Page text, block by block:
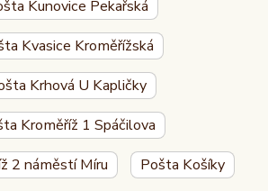
Kunovice Pekařská
Kvasice Kroměřížská
Krhová U Kapličky
Kroměříž 1 Spáčilova
2 náměstí Míru
Pošta Košíky